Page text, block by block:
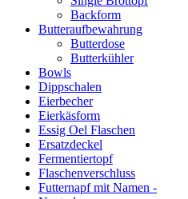
Backform
Butteraufbewahrung
Butterdose
Butterkühler
Bowls
Dippschalen
Eierbecher
Eierkäsform
Essig Oel Flaschen
Ersatzdeckel
Fermentiertopf
Flaschenverschluss
Futternapf mit Namen -